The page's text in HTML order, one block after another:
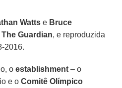
Watts e Bruce
The Guardian, e reproduzida
2016.
oestablishment – o
e oComitê Olímpico